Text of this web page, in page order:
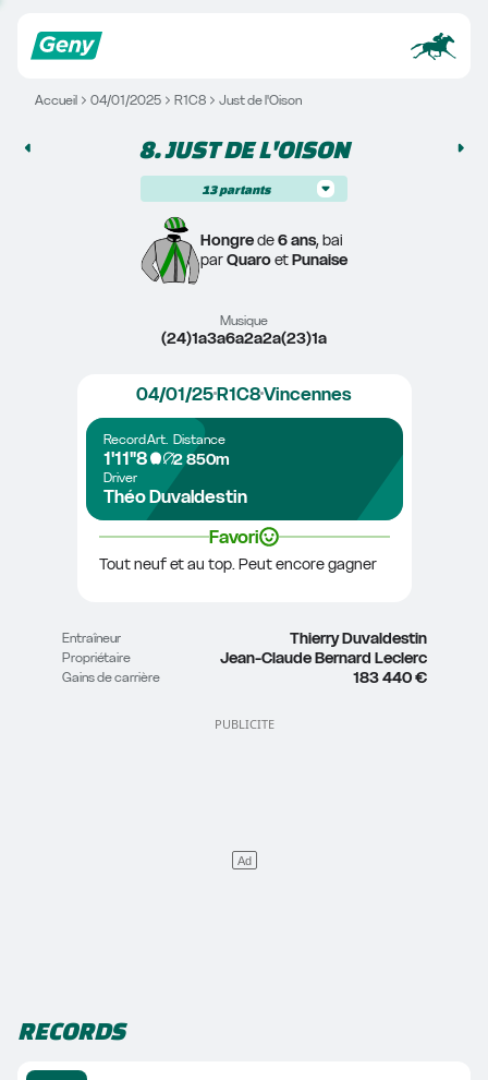
Accueil 04/01/2025 R1C8 Just de l'Oison
8. JUST DE L'OISON
13 partants
Hongre de 6 ans, bai
par Quaro et Punaise
Musique
(24)1a3a6a2a2a(23)1a
04/01/25R1C8Vincennes
Record
1'11"8
Art. Distance
2 850m
Driver
Théo Duvaldestin
Favori
Tout neuf et au top. Peut encore gagner
Entraîneur Thierry Duvaldestin
Propriétaire Jean-Claude Bernard Leclerc
Gains de carrière 183 440 €
RECORDS